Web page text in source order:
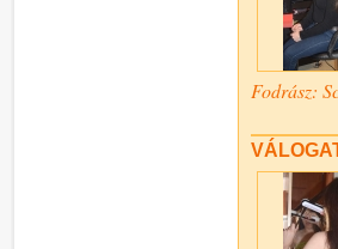
Fodrász: